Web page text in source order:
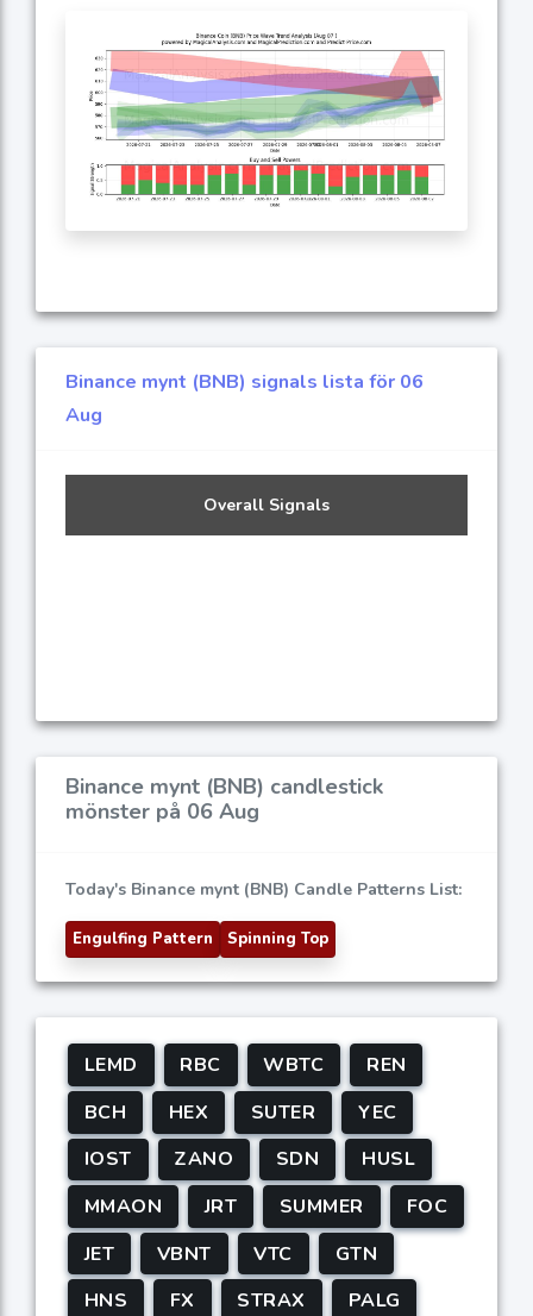
Binance mynt (BNB) signals lista för 06
Aug
Overall Signals
Binance mynt (BNB) candlestick
mönster på 06 Aug
Today's Binance mynt (BNB) Candle Patterns List:
Engulfing Pattern Spinning Top
LEMD RBC WBTC
REN
BCH
HEX SUTER
YEC
IOST
ZANO SDN
HUSL
MMAON
JRT SUMMER
FOC
JET
VBNT VTC
GTN
HNS
FX STRAX
PALG